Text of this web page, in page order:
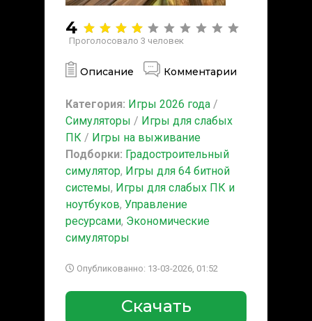
4
Проголосовало 3 человек
Описание Комментарии
Категория: Игры 2026 года /
Симуляторы / Игры для слабых
ПК / Игры на выживание
Подборки: Градостроительный
симулятор, Игры для 64 битной
системы, Игры для слабых ПК и
ноутбуков, Управление
ресурсами, Экономические
симуляторы
Опубликованно: 13-03-2026, 01:52
Скачать